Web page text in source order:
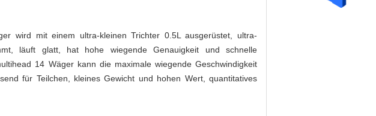
wird mit einem ultra-kleinen Trichter 0.5L ausgerüstet, ultra-
läuft glatt, hat hohe wiegende Genauigkeit und schnelle
14 Wäger kann die maximale wiegende Geschwindigkeit
für Teilchen, kleines Gewicht und hohen Wert, quantitatives